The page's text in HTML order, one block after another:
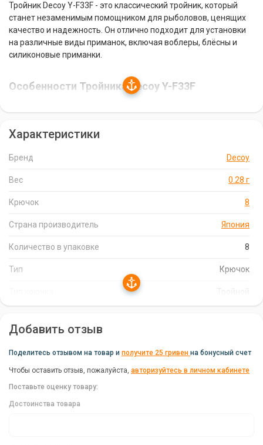
Тройник Decoy Y-F33F - это классический тройник, который
станет незаменимым помощником для рыболовов, ценящих
качество и надежность. Он отлично подходит для установки
на различные виды приманок, включая воблеры, блёсны и
силиконовые приманки.
Особенности Тройника Decoy Y-F33F
Это делает его идеальным выбором для ловли в условиях
Высококачественная заточка и микробородка:
Тройник
имеет высококачественную заточку и микробородку, что
внезапный сход.
подобрать оптимальный размер для любой приманки.
Характеристики Тройника Decoy Y-F33F
Тип:Крючок
Количество в упаковке:8
Характеристики
Бренд Decoy
Вес 0.28 г
Крючок 8
Страна производитель Япония
Количество в упаковке 8
Тип Крючок
Добавить отзыв
Поделитесь отзывом на товар и получите 25 гривен на бонусный счет
Чтобы оставить отзыв, пожалуйста, авторизуйтесь в личном кабинете
Поставьте оценку товару:
Достоинства товара